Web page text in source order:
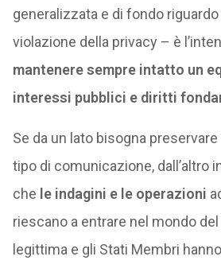
generalizzata e di fondo
violazione della privacy – è
mantenere sempre intatto un
interessi pubblici e diritti
Se da un lato bisogna
tipo di comunicazione, dall’altro
che le indagini e le operazioni
riescano a entrare nel mondo
legittima e gli Stati Membri